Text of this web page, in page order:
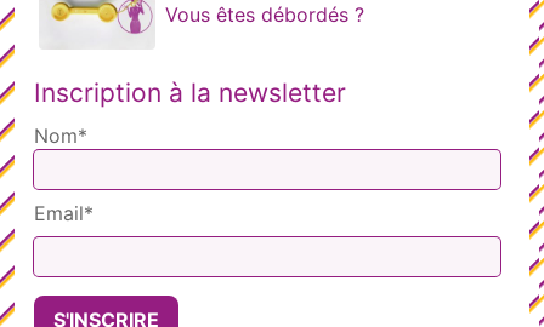
Vous êtes débordés ?
Inscription à la newsletter
Nom*
Email*